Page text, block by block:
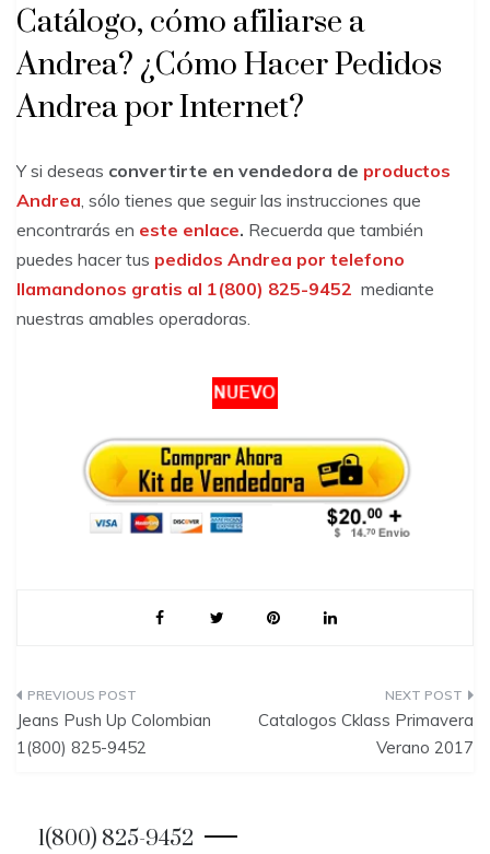
Catálogo, cómo afiliarse a
Andrea? ¿Cómo Hacer Pedidos
Andrea por Internet?
Y si deseas convertirte en vendedora de productos
Andrea , sólo tienes que seguir las instrucciones que
encontrarás en este enlace. Recuerda que también
puedes hacer tus pedidos Andrea por telefono
llamandonos gratis al 1(800) 825-9452 mediante
nuestras amables operadoras.
P
o
Jeans Push Up Colombian
1(800) 825-9452
Catalogos Cklass Primavera
Verano 2017
1(800) 825-9452